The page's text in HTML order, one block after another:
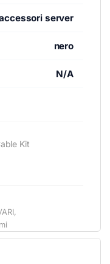
server
nero
N/A
Cable Kit